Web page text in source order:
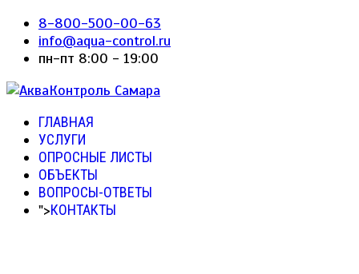
8-800-500-00-63
info@aqua-control.ru
пн-пт 8:00 - 19:00
ГЛАВНАЯ
УСЛУГИ
ОПРОСНЫЕ ЛИСТЫ
ОБЪЕКТЫ
ВОПРОСЫ-ОТВЕТЫ
">КОНТАКТЫ